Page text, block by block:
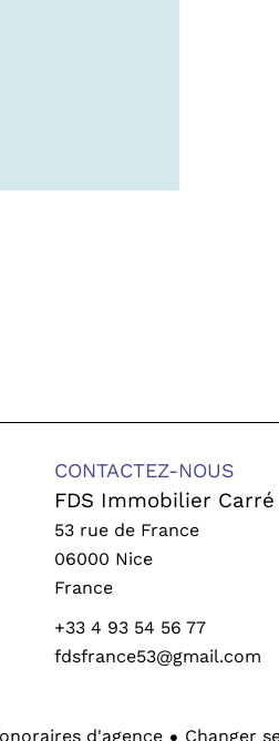
CONTACTEZ-NOUS
FDS Immobilier
53 rue de France
06000 Nice
France
+33 4 93 54 56 77
fdsfrance53@gmail.com
d'agence Changer